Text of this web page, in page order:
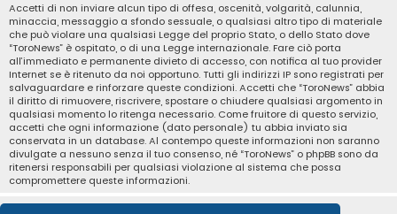
Accetti di non inviare alcun tipo di offesa, oscenità, volgarità, calunnia,
minaccia, messaggio a sfondo sessuale, o qualsiasi altro tipo di materiale
che può violare una qualsiasi Legge del proprio Stato, o dello Stato dove
“ToroNews” è ospitato, o di una Legge internazionale. Fare ciò porta
all’immediato e permanente divieto di accesso, con notifica al tuo provider
Internet se è ritenuto da noi opportuno. Tutti gli indirizzi IP sono registrati per
salvaguardare e rinforzare queste condizioni. Accetti che “ToroNews” abbia
il diritto di rimuovere, riscrivere, spostare o chiudere qualsiasi argomento in
qualsiasi momento lo ritenga necessario. Come fruitore di questo servizio,
accetti che ogni informazione (dato personale) tu abbia inviato sia
conservata in un database. Al contempo queste informazioni non saranno
divulgate a nessuno senza il tuo consenso, né “ToroNews” o phpBB sono da
ritenersi responsabili per qualsiasi violazione al sistema che possa
compromettere queste informazioni.